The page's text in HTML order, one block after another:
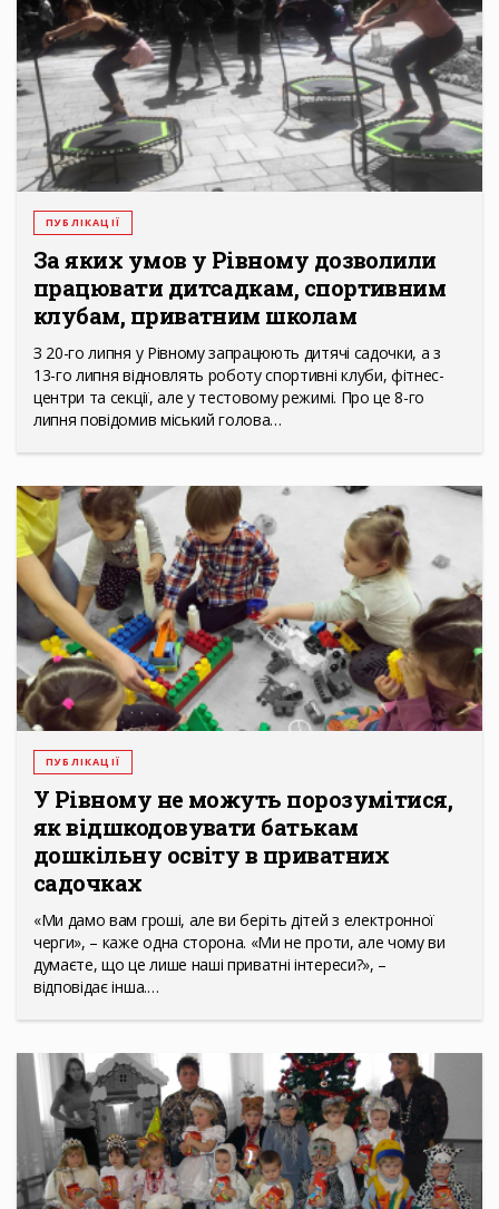
ПУБЛІКАЦІЇ
За яких умов у Рівному дозволили
працювати дитсадкам, спортивним
клубам, приватним школам
З 20-го липня у Рівному запрацюють дитячі садочки, а з
13-го липня відновлять роботу спортивні клуби, фітнес-
центри та секції, але у тестовому режимі. Про це 8-го
липня повідомив міський голова…
ПУБЛІКАЦІЇ
У Рівному не можуть порозумітися,
як відшкодовувати батькам
дошкільну освіту в приватних
садочках
«Ми дамо вам гроші, але ви беріть дітей з електронної
черги», – каже одна сторона. «Ми не проти, але чому ви
думаєте, що це лише наші приватні інтереси?», –
відповідає інша.…